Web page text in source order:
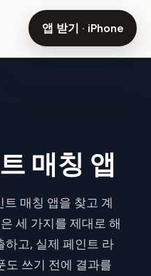
앱 받기 · iPhone
매칭 앱
매칭 앱을 찾고 계
세 가지를 제대로 해
하고, 실제 페인트 라
도 쓰기 전에 결과를